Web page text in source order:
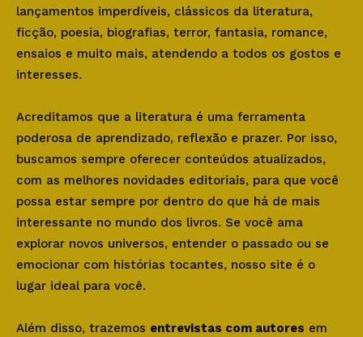
lançamentos imperdíveis, clássicos da literatura,
ficção, poesia, biografias, terror, fantasia, romance,
ensaios e muito mais, atendendo a todos os gostos e
interesses.
Acreditamos que a literatura é uma ferramenta
poderosa de aprendizado, reflexão e prazer. Por isso,
buscamos sempre oferecer conteúdos atualizados,
com as melhores novidades editoriais, para que você
possa estar sempre por dentro do que há de mais
interessante no mundo dos livros. Se você ama
explorar novos universos, entender o passado ou se
emocionar com histórias tocantes, nosso site é o
lugar ideal para você.
Além disso, trazemos entrevistas com autores em